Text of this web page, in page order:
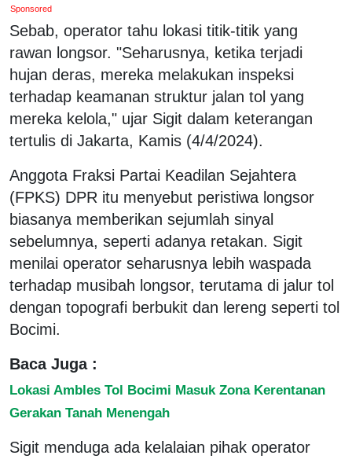
Sponsored
Sebab, operator tahu lokasi titik-titik yang
rawan longsor. "Seharusnya, ketika terjadi
hujan deras, mereka melakukan inspeksi
terhadap keamanan struktur jalan tol yang
mereka kelola," ujar Sigit dalam keterangan
tertulis di Jakarta, Kamis (4/4/2024).
Anggota Fraksi Partai Keadilan Sejahtera
(FPKS) DPR itu menyebut peristiwa longsor
biasanya memberikan sejumlah sinyal
sebelumnya, seperti adanya retakan. Sigit
menilai operator seharusnya lebih waspada
terhadap musibah longsor, terutama di jalur tol
dengan topografi berbukit dan lereng seperti tol
Bocimi.
Baca Juga :
Lokasi Ambles Tol Bocimi Masuk Zona Kerentanan
Gerakan Tanah Menengah
Sigit menduga ada kelalaian pihak operator